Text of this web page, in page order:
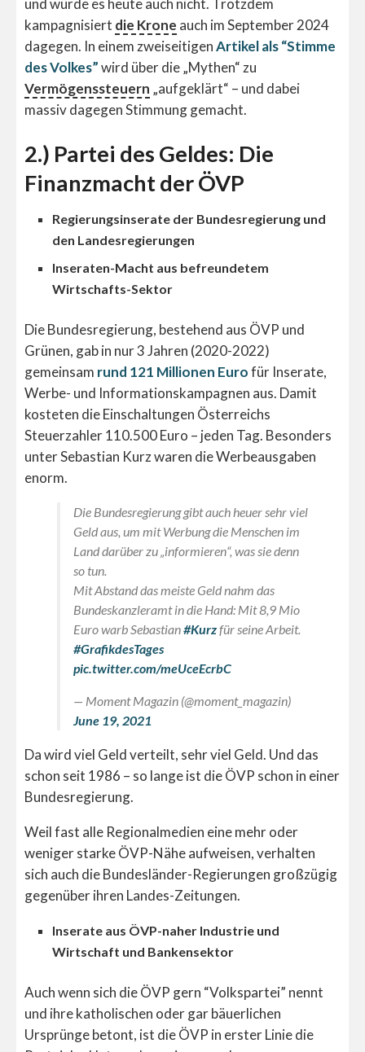
und würde es heute auch nicht. Trotzdem
kampagnisiert die Krone auch im September 2024
dagegen. In einem zweiseitigenArtikel als “Stimme
des Volkes”wird über die „Mythen“ zu
Vermögenssteuern „aufgeklärt“ – und dabei
massiv dagegen Stimmung gemacht.
2.) Partei des Geldes: Die
Finanzmacht der ÖVP
Regierungsinserate der Bundesregierung und
den Landesregierungen
Inseraten-Macht aus befreundetem
Wirtschafts-Sektor
Die Bundesregierung, bestehend aus ÖVP und
Grünen, gab in nur 3 Jahren (2020-2022)
gemeinsam rund 121 Millionen Eurofür Inserate,
Werbe- und Informationskampagnen aus. Damit
kosteten die Einschaltungen Österreichs
Steuerzahler 110.500 Euro – jeden Tag. Besonders
unter Sebastian Kurz waren die Werbeausgaben
enorm.
Die Bundesregierung gibt auch heuer sehr viel
Geld aus, um mit Werbung die Menschen im
Land darüber zu „informieren“, was sie denn
so tun.
Mit Abstand das meiste Geld nahm das
Bundeskanzleramt in die Hand: Mit 8,9 Mio
Euro warb Sebastian#Kurzfür seine Arbeit.
#GrafikdesTages
pic.twitter.com/meUceEcrbC
— Moment Magazin (@moment_magazin)
June 19, 2021
Da wird viel Geld verteilt, sehr viel Geld. Und das
schon seit 1986 – so lange ist die ÖVP schon in einer
Bundesregierung.
Weil fast alle Regionalmedien eine mehr oder
weniger starke ÖVP-Nähe aufweisen, verhalten
sich auch die Bundesländer-Regierungen großzügig
gegenüber ihren Landes-Zeitungen.
Inserate aus ÖVP-naher Industrie und
Wirtschaft und Bankensektor
Auch wenn sich die ÖVP gern “Volkspartei” nennt
und ihre katholischen oder gar bäuerlichen
Ursprünge betont, ist die ÖVP in erster Linie die